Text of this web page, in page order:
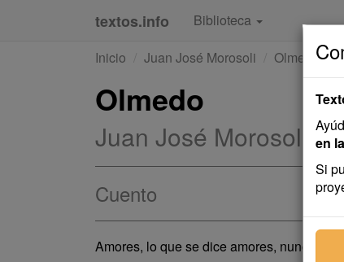
textos.info
Biblioteca
Inicio
Juan José Morosoli Olmedo
Olmedo
Juan José Morosoli
Cuento
Amores, lo que se dice amores, nunca
en
Si